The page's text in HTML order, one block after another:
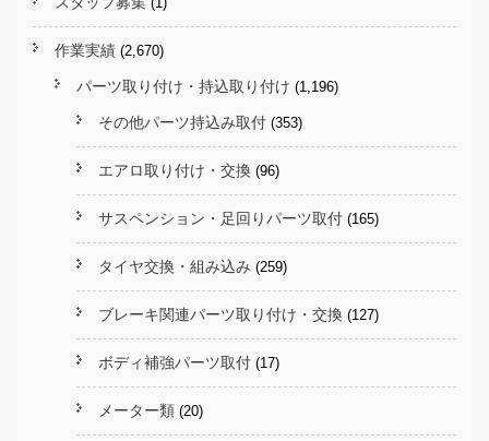
作業実績 (2,670)
パーツ取り付け・持込取り付け (1,196)
その他パーツ持込み取付 (353)
エアロ取り付け・交換 (96)
サスペンション・足回りパーツ取付 (165)
タイヤ交換・組み込み (259)
ブレーキ関連パーツ取り付け・交換 (127)
ボディ補強パーツ取付 (17)
メーター類 (20)